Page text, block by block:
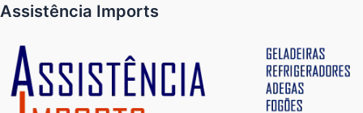
Assistência Imports